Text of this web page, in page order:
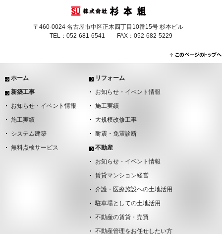
〒460-0024 名古屋市中区正木四丁目10番15号 杉本ビル
TEL：052-681-6541 FAX：052-682-5229
ホーム
新築工事
お知らせ・イベント情報
施工実績
システム建築
無料点検サービス
リフォーム
お知らせ・イベント情報
施工実績
大規模改修工事
耐震・免震診断
不動産
お知らせ・イベント情報
賃貸マンション経営
介護・医療施設への土地活用
駐車場としての土地活用
不動産の賃貸・売買
不動産管理をお任せしたい方